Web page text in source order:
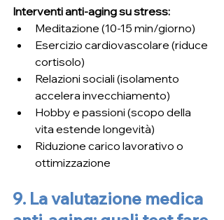
Interventi anti-aging su stress:
Meditazione (10-15 min/giorno)
Esercizio cardiovascolare (riduce
cortisolo)
Relazioni sociali (isolamento
accelera invecchiamento)
Hobby e passioni (scopo della
vita estende longevità)
Riduzione carico lavorativo o
ottimizzazione
9. La valutazione medica